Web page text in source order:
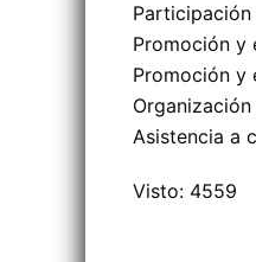
Promoción y
Promoción y
Asistencia a
Visto: 4559